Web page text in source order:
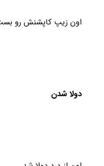
اون زیپ کاپشنش رو
دولا شدن